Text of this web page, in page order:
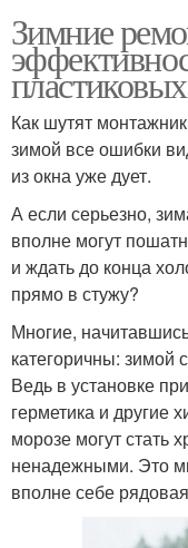
Зимние
Как шутят
зимой все ошибки
из окна уже дует.
А если серьезно,
вполне могут
и ждать до конца
прямо в стужу?
Многие,
категоричны: зимой
Ведь в установке
герметика и другие
морозе могут стать
ненадежными. Это
вполне себе